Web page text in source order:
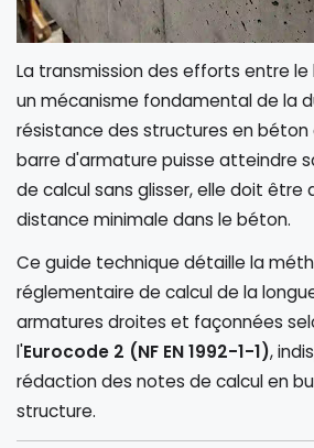
La transmission des efforts entre
un mécanisme fondamental de la
résistance des structures en béton
barre d'armature puisse atteindre
de calcul sans glisser, elle doit être
distance minimale dans le béton.
Ce guide technique détaille la
réglementaire de calcul de la
armatures droites et façonnées
l'Eurocode 2 (NF EN 1992-1-1),
rédaction des notes de calcul en
structure.